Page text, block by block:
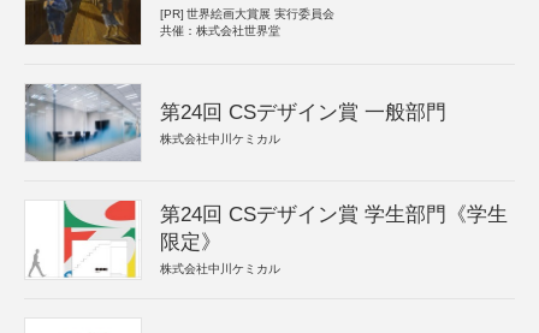
[PR] 世界絵画大賞展 実行委員会
共催：株式会社世界堂
第24回 CSデザイン賞 一般部門
株式会社中川ケミカル
第24回 CSデザイン賞 学生部門《学生
限定》
株式会社中川ケミカル